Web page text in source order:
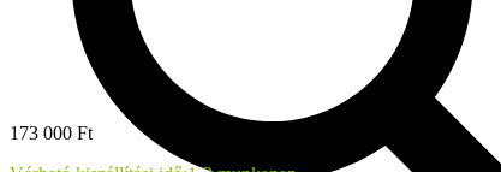
173 000 Ft